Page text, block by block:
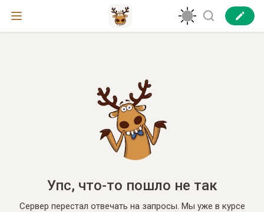
Упс, что-то пошло не так
Сервер перестал отвечать на запросы. Мы уже в курсе